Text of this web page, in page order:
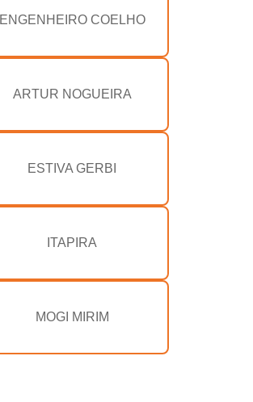
ENGENHEIRO COELHO
ARTUR NOGUEIRA
ESTIVA GERBI
ITAPIRA
MOGI MIRIM